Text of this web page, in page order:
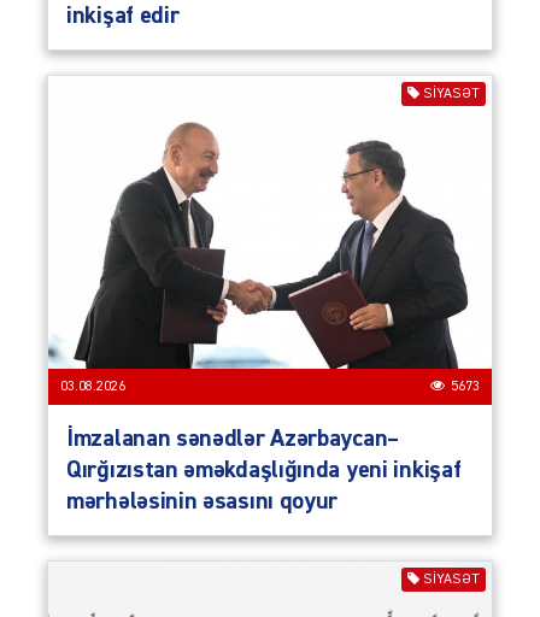
inkişaf edir
SIYASƏT
03.08.2026 5673
İmzalanan sənədlər Azərbaycan–
Qırğızıstan əməkdaşlığında yeni inkişaf
mərhələsinin əsasını qoyur
SIYASƏT